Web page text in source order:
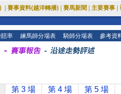
賽事資料(越洋轉播) 賽馬新聞 主要賽事
賠率 練馬師分場表 騎師分場表 參考資
第 3 場 第 4 場 第 5 場